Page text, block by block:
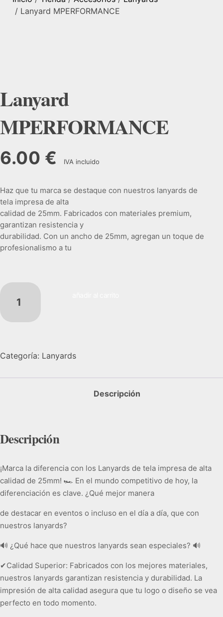
/ Lanyard MPERFORMANCE
Lanyard
MPERFORMANCE
6.00 € IVA incluido
Haz que tu marca se destaque con nuestros lanyards de
tela impresa de alta
calidad de 25mm. Fabricados con materiales premium,
garantizan resistencia y
durabilidad. Con un ancho de 25mm, agregan un toque de
profesionalismo a tu
cualquier ocasión. Ofrecemos un servicio al cliente
excepcional para asegurar
una experiencia satisfactoria en cada paso del proceso.
Contáctanos hoy mismo y
Categoría: Lanyards
Descripción
Descripción
¡Marca la diferencia con los Lanyards de tela impresa de alta
calidad de 25mm! 🏎 En el mundo competitivo de hoy, la
diferenciación es clave. ¿Qué mejor manera
de destacar en eventos o incluso en el día a día, que con
nuestros lanyards?
🔊 ¿Qué hace que nuestros lanyards sean especiales? 🔊
✔Calidad Superior: Fabricados con los mejores materiales,
nuestros lanyards garantizan resistencia y durabilidad. La
impresión de alta calidad asegura que tu logo o diseño se vea
perfecto en todo momento.